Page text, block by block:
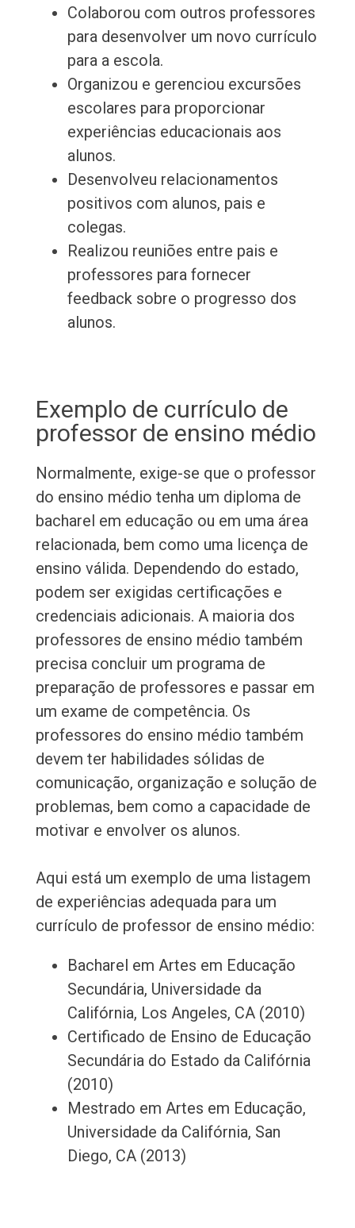
Colaborou com outros professores
para desenvolver um novo currículo
para a escola.
Organizou e gerenciou excursões
escolares para proporcionar
experiências educacionais aos
alunos.
Desenvolveu relacionamentos
positivos com alunos, pais e
colegas.
Realizou reuniões entre pais e
professores para fornecer
feedback sobre o progresso dos
alunos.
Exemplo de currículo de
professor de ensino médio
Normalmente, exige-se que o professor
do ensino médio tenha um diploma de
bacharel em educação ou em uma área
relacionada, bem como uma licença de
ensino válida. Dependendo do estado,
podem ser exigidas certificações e
credenciais adicionais. A maioria dos
professores de ensino médio também
precisa concluir um programa de
preparação de professores e passar em
um exame de competência. Os
professores do ensino médio também
devem ter habilidades sólidas de
comunicação, organização e solução de
problemas, bem como a capacidade de
motivar e envolver os alunos.
Aqui está um exemplo de uma listagem
de experiências adequada para um
currículo de professor de ensino médio:
Bacharel em Artes em Educação
Secundária, Universidade da
Califórnia, Los Angeles, CA (2010)
Certificado de Ensino de Educação
Secundária do Estado da Califórnia
(2010)
Mestrado em Artes em Educação,
Universidade da Califórnia, San
Diego, CA (2013)